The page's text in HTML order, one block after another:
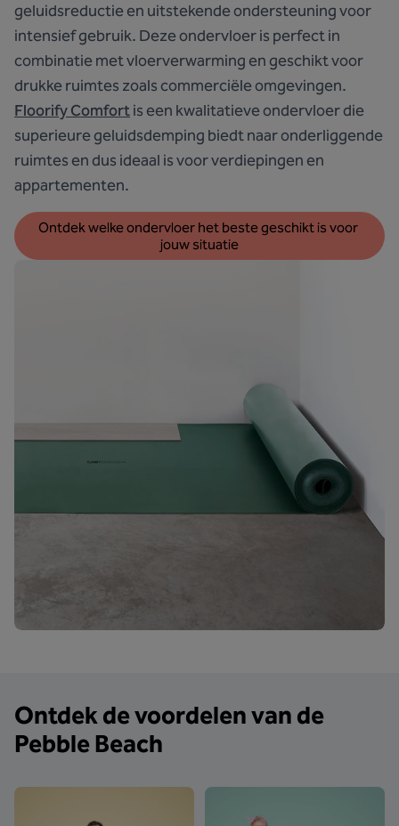
geluidsreductie en uitstekende ondersteuning voor
intensief gebruik. Deze ondervloer is perfect in
combinatie met vloerverwarming en geschikt voor
drukke ruimtes zoals commerciële omgevingen.
Floorify Comfortis een kwalitatieve ondervloer die
superieure geluidsdemping biedt naar onderliggende
ruimtes en dus ideaal is voor verdiepingen en
appartementen.
Ontdek welke ondervloer het beste geschikt is voor
jouw situatie
Ontdek de voordelen van de
Pebble Beach